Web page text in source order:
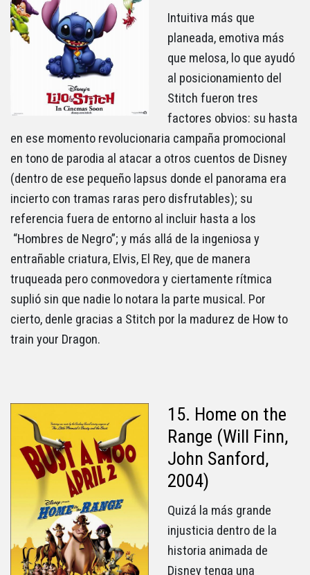
Intuitiva más que
planeada, emotiva más
que melosa, lo que ayudó
al posicionamiento del
Stitch fueron tres
factores obvios: su hasta
en ese momento revolucionaria campaña promocional
en tono de parodia al atacar a otros cuentos de Disney
(dentro de ese pequeño lapsus donde el panorama era
incierto con tramas raras pero disfrutables); su
referencia fuera de entorno al incluir hasta a los
“Hombres de Negro”; y más allá de la ingeniosa y
entrañable criatura, Elvis, El Rey, que de manera
truqueada pero conmovedora y ciertamente rítmica
suplió sin que nadie lo notara la parte musical. Por
cierto, denle gracias a Stitch por la madurez de How to
train your Dragon.
15. Home on the
Range (Will Finn,
John Sanford,
2004)
Quizá la más grande
injusticia dentro de la
historia animada de
Disney tenga una